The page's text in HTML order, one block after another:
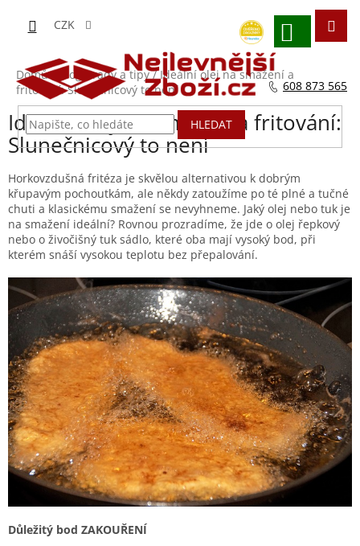
obsah
CZK
HLEDAT
NÁKUPNÍ
KOŠÍK
Domů / Blog - rady a tipy / Ideální olej na smažení a
fritování: Slunečnicový to není
Ideální olej na smažení a fritování:
Slunečnicový to není
Horkovzdušná fritéza je skvělou alternativou k dobrým
křupavým pochoutkám, ale někdy zatoužíme po té plné a tučné
chuti a klasickému smažení se nevyhneme. Jaký olej nebo tuk je
na smažení ideální? Rovnou prozradíme, že jde o olej řepkový
nebo o živočišný tuk sádlo, které oba mají vysoký bod, při
kterém snáší vysokou teplotu bez přepalování.
Důležitý bod ZAKOUŘENÍ
608 873 565